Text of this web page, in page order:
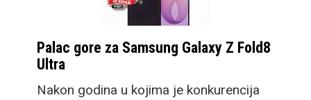
Palac gore za Samsung Galaxy Z Fold8
Ultra
Nakon godina u kojima je konkurencija